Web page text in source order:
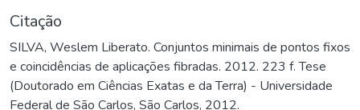
Citação
SILVA, Weslem Liberato. Conjuntos minimais de pontos fixos
e coincidências de aplicações fibradas. 2012. 223 f. Tese
(Doutorado em Ciências Exatas e da Terra) - Universidade
Federal de São Carlos, São Carlos, 2012.